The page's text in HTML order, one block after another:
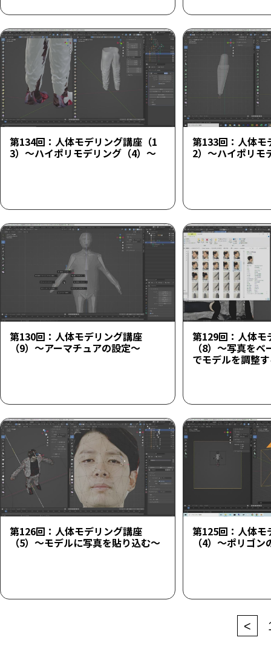
第134回：人体モデリング講座（1
3）～ハイポリモデリング（4）～
第133回：人体モ
2）～ハイポリモ
第130回：人体モデリング講座
（9）～アーマチュアの設定～
第129回：人体モ
（8）～写真を
でモデルを調整
第126回：人体モデリング講座
（5）～モデルに写真を貼り込む～
第125回：人体モ
（4）～ポリゴ
<